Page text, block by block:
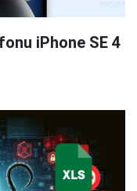
iPhone SE 4